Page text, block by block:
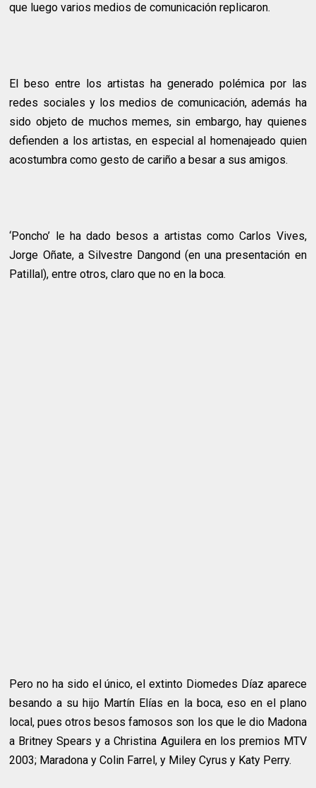
que luego varios medios de comunicación replicaron.
El beso entre los artistas ha generado polémica por las
redes sociales y los medios de comunicación, además ha
sido objeto de muchos memes, sin embargo, hay quienes
defienden a los artistas, en especial al homenajeado quien
acostumbra como gesto de cariño a besar a sus amigos.
‘Poncho’ le ha dado besos a artistas como Carlos Vives,
Jorge Oñate, a Silvestre Dangond (en una presentación en
Patillal), entre otros, claro que no en la boca.
Pero no ha sido el único, el extinto Diomedes Díaz aparece
besando a su hijo Martín Elías en la boca, eso en el plano
local, pues otros besos famosos son los que le dio Madona
a Britney Spears y a Christina Aguilera en los premios MTV
2003; Maradona y Colin Farrel, y Miley Cyrus y Katy Perry.